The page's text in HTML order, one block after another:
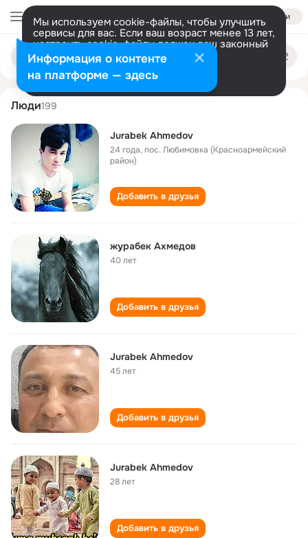
Войти
Мы используем cookie-файлы, чтобы улучшить
сервисы для вас. Если ваш возраст менее 13 лет,
настроить cookie-файлы должен ваш законный
представитель. Больше информации
Разрешить все Настроить
Поиск
людям
zhurabek akhmedov
Люди199
Jurabek Ahmedov
24 года,пос. Любимовка (Красноармейский
район)
Добавить в друзья
журабек Ахмедов
40 лет
Добавить в друзья
Jurabek Ahmedov
45 лет
Добавить в друзья
Jurabek Ahmedov
28 лет
Добавить в друзья
Информация о контенте
на платформе — здесь